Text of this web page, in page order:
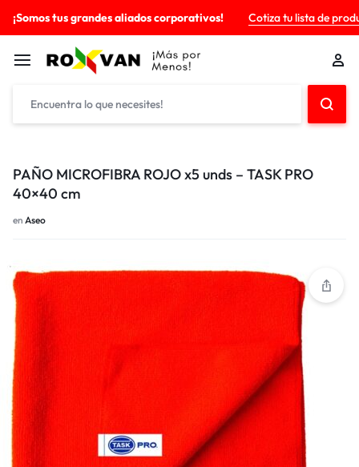
¡Somos tus grandes aliados corporativos! Cotiza tu lista de
PAÑO MICROFIBRA ROJO x5 unds – TASK PRO
40×40 cm
en Aseo